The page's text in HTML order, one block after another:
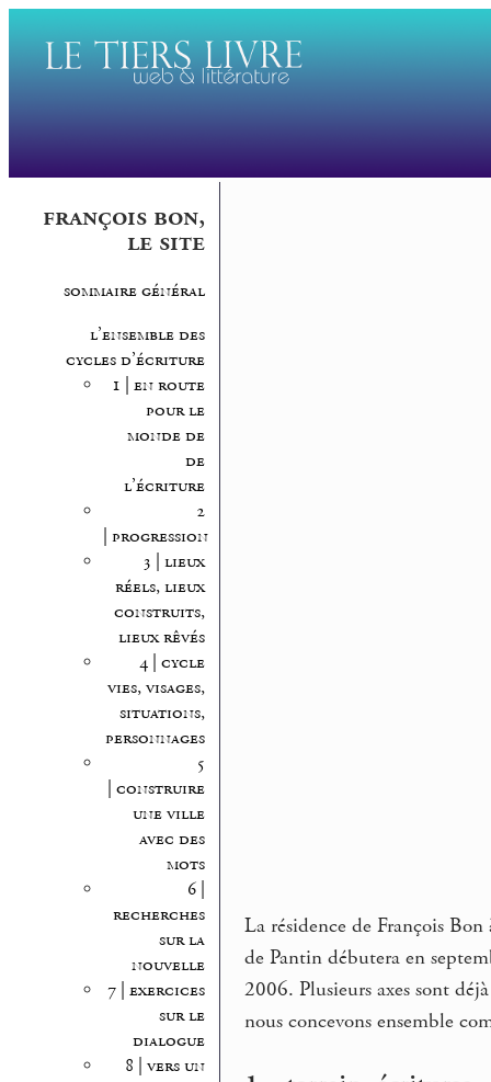
françois bon,
le site
sommaire général
l’ensemble des
cycles d’écriture
1 | en route
pour le
monde de
de
l’écriture
2
| progression
3 | lieux
réels, lieux
construits,
lieux rêvés
4 | cycle
vies, visages,
situations,
personnages
5
| construire
une ville
avec des
mots
6 |
recherches
sur la
nouvelle
7 | exercices
sur le
dialogue
8 | vers un
La résidence de François
de Pantin débutera en
2006. Plusieurs axes sont
nous concevons ensemble